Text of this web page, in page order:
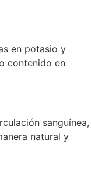
en potasio y
contenido en
sanguínea,
natural y